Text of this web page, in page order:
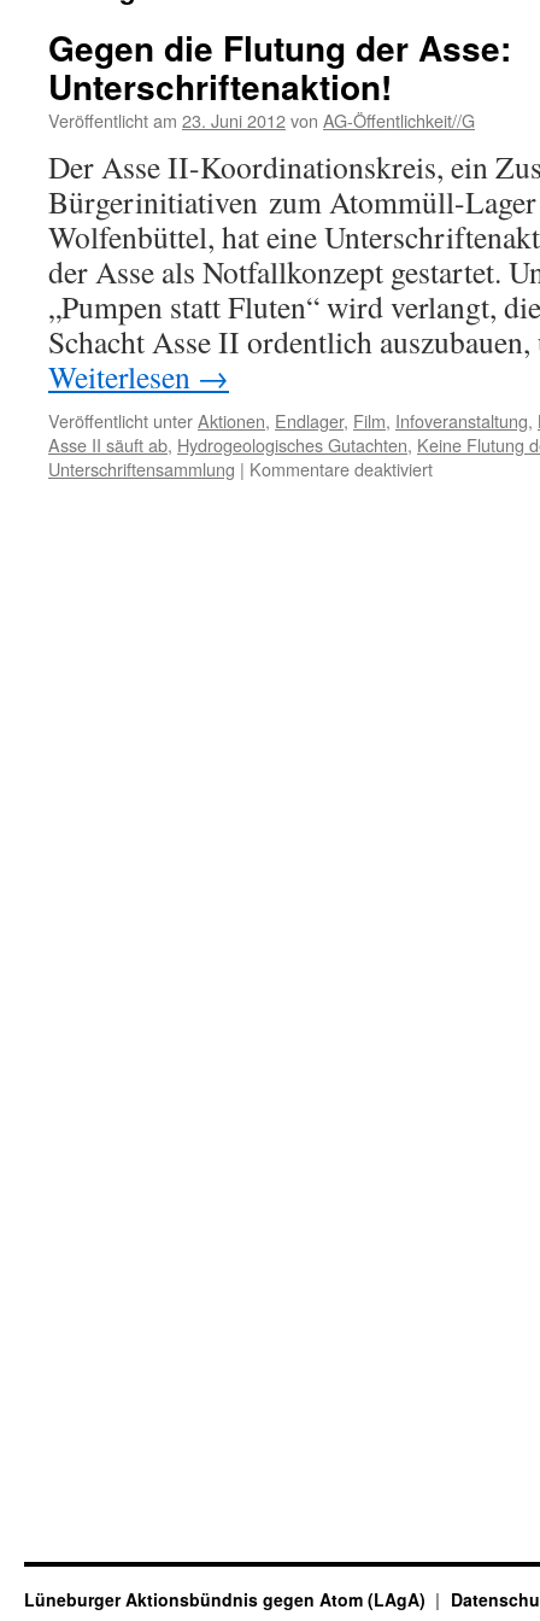
Gegen die Flutung der Asse:
Unterschriftenaktion!
Veröffentlicht am 23. Juni 2012von AG-Öffentlichkeit//G
Der Asse II-Koordinationskreis, ein
Bürgerinitiativen zum Atommüll-
Wolfenbüttel, hat eine
der Asse als Notfallkonzept gestartet.
„Pumpen statt Fluten“ wird verlangt,
Schacht Asse II ordentlich
Weiterlesen →
Veröffentlicht unterAktionen, Endlager, Film, Infoveranstaltung,
Asse II säuft ab, Hydrogeologisches Gutachten, Keine Flutung
Unterschriftensammlung | Kommentare deaktiviertfür
Lüneburger Aktionsbündnis gegen Atom (LAgA)